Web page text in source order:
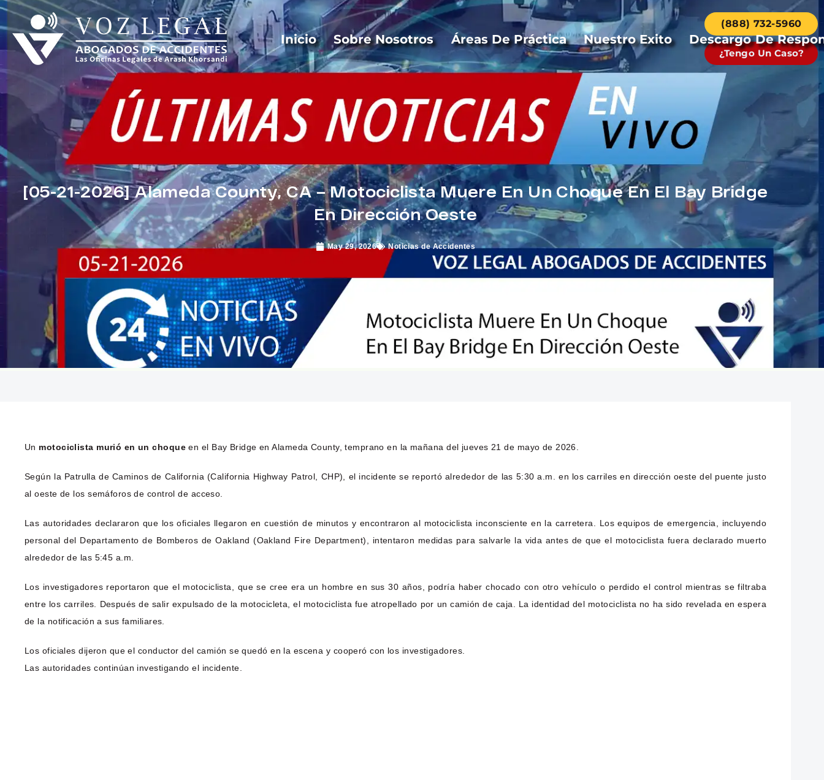
Inicio Sobre Nosotros Áreas De Práctica Nuestro Exito Descargo De
(888) 732-5960
¿Tengo Un Caso?
[05-21-2026] Alameda County, CA – Motociclista Muere En Un Choque En El Bay Bridge
En Dirección Oeste
May 29, 2026 Noticias de Accidentes
Un motociclista murió en un choque en el Bay Bridge en Alameda County, temprano en la mañana del jueves 21 de mayo de 2026.
Según la Patrulla de Caminos de California (California Highway Patrol, CHP), el incidente se reportó alrededor de las 5:30 a.m. en los carriles en dirección oeste del puente justo
al oeste de los semáforos de control de acceso.
Las autoridades declararon que los oficiales llegaron en cuestión de minutos y encontraron al motociclista inconsciente en la carretera. Los equipos de emergencia, incluyendo
personal del Departamento de Bomberos de Oakland (Oakland Fire Department), intentaron medidas para salvarle la vida antes de que el motociclista fuera declarado muerto
alrededor de las 5:45 a.m.
Los investigadores reportaron que el motociclista, que se cree era un hombre en sus 30 años, podría haber chocado con otro vehículo o perdido el control mientras se filtraba
entre los carriles. Después de salir expulsado de la motocicleta, el motociclista fue atropellado por un camión de caja. La identidad del motociclista no ha sido revelada en espera
de la notificación a sus familiares.
Los oficiales dijeron que el conductor del camión se quedó en la escena y cooperó con los investigadores.
Las autoridades continúan investigando el incidente.